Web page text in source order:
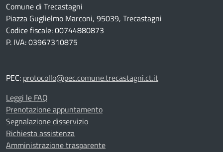
Comune di Trecastagni
Piazza Guglielmo Marconi, 95039, Trecastagni
Codice fiscale: 00744880873
P. IVA: 03967310875
PEC: protocollo@pec.comune.trecastagni.ct.it
Leggi le FAQ
Prenotazione appuntamento
Segnalazione disservizio
Richiesta assistenza
Amministrazione trasparente